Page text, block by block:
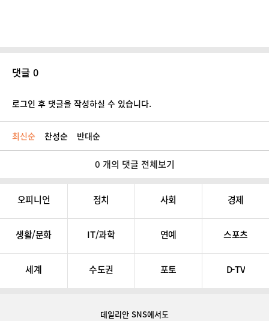
댓글 0
로그인 후 댓글을 작성하실 수 있습니다.
최신순 찬성순 반대순
0 개의 댓글 전체보기
오피니언 정치 사회 경제
생활/문화 IT/과학 연예 스포츠
세계 수도권 포토 D-TV
데일리안 SNS에서도